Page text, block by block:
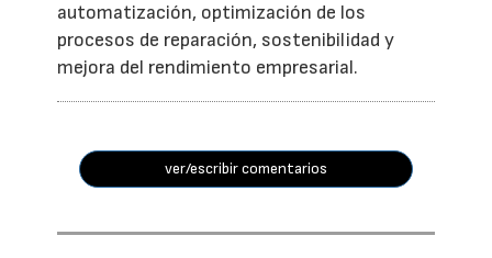
automatización, optimización de los
procesos de reparación, sostenibilidad y
mejora del rendimiento empresarial.
ver/escribir comentarios